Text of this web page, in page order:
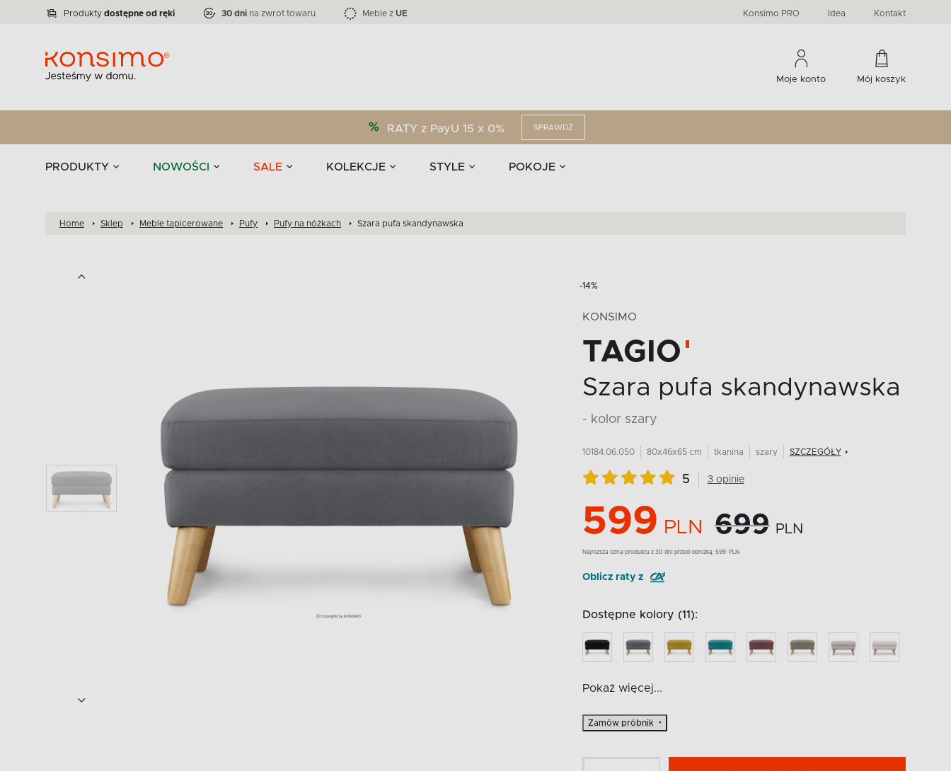
Produkty dostępne od ręki 30 dni na zwrot towaru Meble z UE Konsimo PRO Idea Kontakt
Moje konto Mój koszyk
RATY z PayU 15 x 0% SPRAWDŹ
PRODUKTY NOWOŚCI SALE KOLEKCJE STYLE POKOJE
Zastawy stołowe i akcesoria Komody, szafki RTV, witryny...
Kolekcja narożników RATLO -39 % Kolekcja mebli LOFTY -45 % -33 %
VICTO Liczba produktów:71 EPIRI Liczba produktów: Liczba produktów:60
ELEGANT Liczba produktów:864 TEENS Liczba produktów: Liczba produktów:274
stołowe
Home Sklep Meble tapicerowane Pufy Pufy na nóżkach Szara pufa skandynawska
-14%
KONSIMO
TAGIO
Szara pufa skandynawska
- kolor szary
10184.06.050 80x46x65 cm tkanina szary SZCZEGÓŁY
5 3 opinie
599 PLN 699 PLN
Najnizsza cena produktu z 30 dni przed obniżką: 599 PLN
Oblicz raty z
Dostępne kolory (11):
Pokaż więcej...
Zamów próbnik